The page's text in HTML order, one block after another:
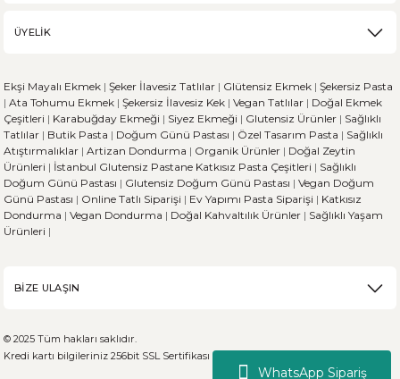
WhatsApp Sipariş
Ekşi Mayalı Ekmek ve Diğer Ekmek Çeşitleri
Ekmek, dünya genelinde her kültürün sofralarında önemli bir yere
DEVAMI
ÜYELİK
Ekşi Mayalı Ekmek | Şeker İlavesiz Tatlılar | Glütensiz Ekmek | Şekersiz Pasta
| Ata Tohumu Ekmek | Şekersiz İlavesiz Kek | Vegan Tatlılar | Doğal Ekmek
Çeşitleri | Karabuğday Ekmeği | Siyez Ekmeği | Glutensiz Ürünler | Sağlıklı
Tatlılar | Butik Pasta | Doğum Günü Pastası | Özel Tasarım Pasta | Sağlıklı
Atıştırmalıklar | Artizan Dondurma | Organik Ürünler | Doğal Zeytin
Ürünleri | İstanbul Glutensiz Pastane Katkısız Pasta Çeşitleri | Sağlıklı
Doğum Günü Pastası | Glutensiz Doğum Günü Pastası | Vegan Doğum
Günü Pastası | Online Tatlı Siparişi | Ev Yapımı Pasta Siparişi | Katkısız
Dondurma | Vegan Dondurma | Doğal Kahvaltılık Ürünler | Sağlıklı Yaşam
Ürünleri |
BİZE ULAŞIN
© 2025 Tüm hakları saklıdır.
Kredi kartı bilgileriniz 256bit SSL Sertifikası ile %100 koruma altındadır.